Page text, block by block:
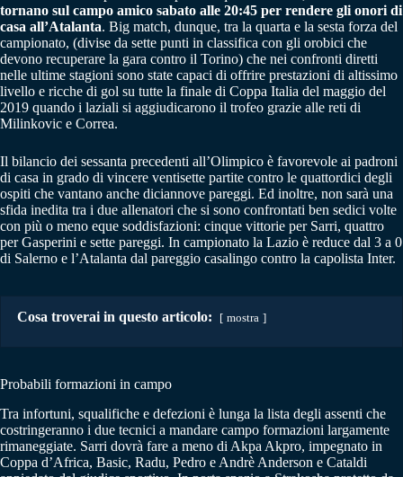
tornano sul campo amico sabato alle 20:45 per rendere gli onori di
casa all’Atalanta. Big match, dunque, tra la quarta e la sesta forza del
campionato, (divise da sette punti in classifica con gli orobici che
devono recuperare la gara contro il Torino) che nei confronti diretti
nelle ultime stagioni sono state capaci di offrire prestazioni di altissimo
livello e ricche di gol su tutte la finale di Coppa Italia del maggio del
2019 quando i laziali si aggiudicarono il trofeo grazie alle reti di
Milinkovic e Correa.
Il bilancio dei sessanta precedenti all’Olimpico è favorevole ai padroni
di casa in grado di vincere ventisette partite contro le quattordici degli
ospiti che vantano anche diciannove pareggi. Ed inoltre, non sarà una
sfida inedita tra i due allenatori che si sono confrontati ben sedici volte
con più o meno eque soddisfazioni: cinque vittorie per Sarri, quattro
per Gasperini e sette pareggi. In campionato la Lazio è reduce dal 3 a 0
di Salerno e l’Atalanta dal pareggio casalingo contro la capolista Inter.
Cosa troverai in questo articolo: mostra
Probabili formazioni in campo
Tra infortuni, squalifiche e defezioni è lunga la lista degli assenti che
costringeranno i due tecnici a mandare campo formazioni largamente
rimaneggiate. Sarri dovrà fare a meno di Akpa Akpro, impegnato in
Coppa d’Africa, Basic, Radu, Pedro e Andrè Anderson e Cataldi